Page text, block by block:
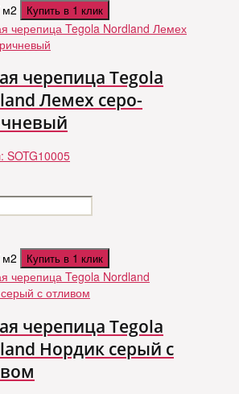
м2 Купить в 1 клик
черепица Tegola
Лемех серо-
SOTG10005
м2 Купить в 1 клик
черепица Tegola
Нордик серый с